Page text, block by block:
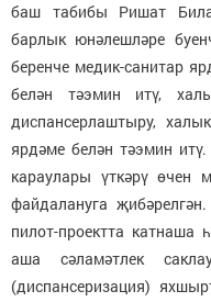
баш табибы Ришат
барлык юнәлешләре
беренче медик-санитар
белән тәэмин итү,
диспансерлаштыру,
ярдәме белән тәэмин
караулары үткәрү өчен
файдалануга
пилот-проектта катнаша
аша сәламәтлек
(диспансеризация)